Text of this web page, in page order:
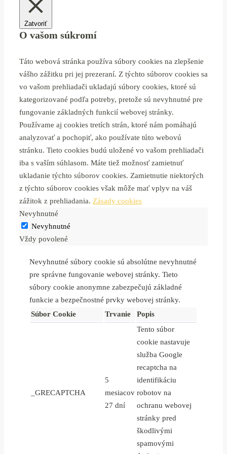
Zatvoriť
O vašom súkromí
Táto webová stránka používa súbory cookies na zlepšenie
vášho zážitku pri jej prezeraní. Z týchto súborov cookies sa
vo vašom prehliadači ukladajú súbory cookies, ktoré sú
kategorizované podľa potreby, pretože sú nevyhnutné pre
fungovanie základných funkcií webovej stránky.
Používame aj cookies tretích strán, ktoré nám pomáhajú
analyzovať a pochopiť, ako používate túto webovú
stránku. Tieto cookies budú uložené vo vašom prehliadači
iba s vaším súhlasom. Máte tiež možnosť zamietnuť
ukladanie týchto súborov cookies. Zamietnutie niektorých
z týchto súborov cookies však môže mať vplyv na váš
zážitok z prehliadania. Zásady cookies
Nevyhnutné
Nevyhnutné
Vždy povolené
Nevyhnutné súbory cookie sú absolútne nevyhnutné
pre správne fungovanie webovej stránky. Tieto
súbory cookie anonymne zabezpečujú základné
funkcie a bezpečnostné prvky webovej stránky.
Súbor Cookie
Trvanie Popis
_GRECAPTCHA
5
mesiacov
27 dní
Tento súbor
cookie nastavuje
služba Google
recaptcha na
identifikáciu
robotov na
ochranu webovej
stránky pred
škodlivými
spamovými